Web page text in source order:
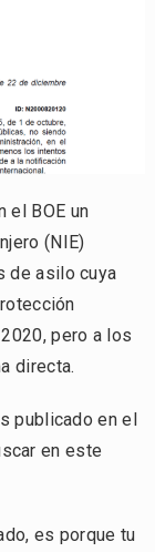
el BOE un
(NIE)
de asilo cuya
pero a los
directa.
publicado en el
en este
es porque tu